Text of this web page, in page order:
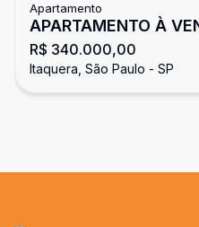
Apartamento
R$ 340.000,00
Itaquera, São Paulo - SP